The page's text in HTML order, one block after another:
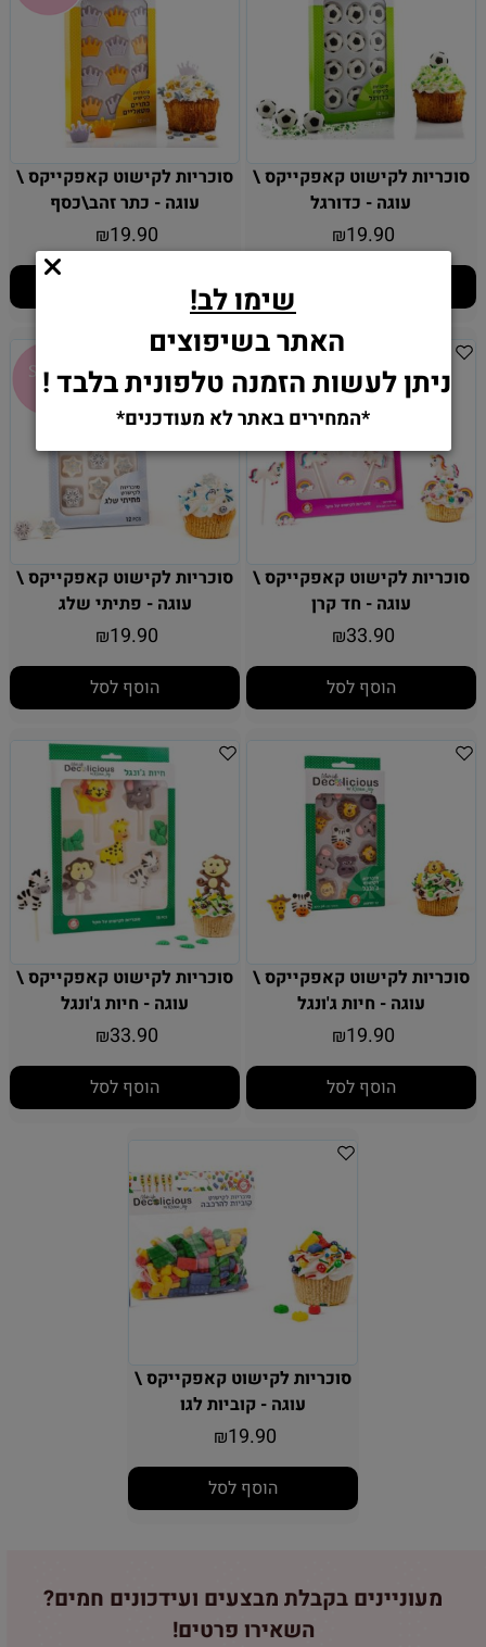
סוכריות לקישוט קאפקייקס \
עוגה - כדורגל
₪19.90
סוכריות לקישוט קאפקייקס \
עוגה - כתר זהב\כסף
₪19.90
סוכריות לקישוט קאפקייקס \
עוגה - חד קרן
₪33.90
הוסף לסל
סוכריות לקישוט קאפקייקס \
עוגה - פתיתי שלג
₪19.90
הוסף לסל
סוכריות לקישוט קאפקייקס \
עוגה - חיות ג'ונגל
₪19.90
הוסף לסל
סוכריות לקישוט קאפקייקס \
עוגה - חיות ג'ונגל
₪33.90
הוסף לסל
סוכריות לקישוט קאפקייקס \
עוגה - קוביות לגו
₪19.90
הוסף לסל
מעוניינים בקבלת מבצעים ועידכונים חמים?
השאירו פרטים!
שימו לב!
האתר בשיפוצים
ניתן לעשות הזמנה טלפונית בלבד !
*המחירים באתר לא מעודכנים*